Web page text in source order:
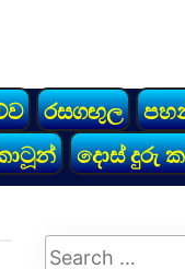
රසගඟුල
දොස් දුරු